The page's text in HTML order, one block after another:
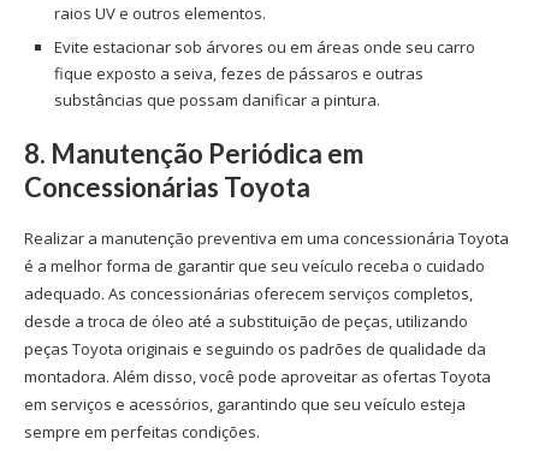
raios UV e outros elementos.
Evite estacionar sob árvores ou em áreas onde seu carro
fique exposto a seiva, fezes de pássaros e outras
substâncias que possam danificar a pintura.
8. Manutenção Periódica em
Concessionárias Toyota
Realizar a manutenção preventiva em uma concessionária Toyota
é a melhor forma de garantir que seu veículo receba o cuidado
adequado. As concessionárias oferecem serviços completos,
desde a troca de óleo até a substituição de peças, utilizando
peças Toyota originais e seguindo os padrões de qualidade da
montadora. Além disso, você pode aproveitar as ofertas Toyota
em serviços e acessórios, garantindo que seu veículo esteja
sempre em perfeitas condições.